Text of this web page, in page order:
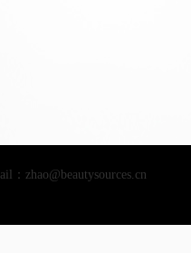
zhao@beautysources.cn